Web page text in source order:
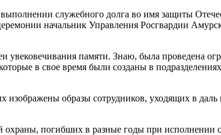
служебного долга во имя защиты
начальник Управления Росгвардии
увековечивания памяти. Знаю, была проведена
в свое время были созданы в
образы сотрудников, уходящих в
погибших в разные годы при исполнении